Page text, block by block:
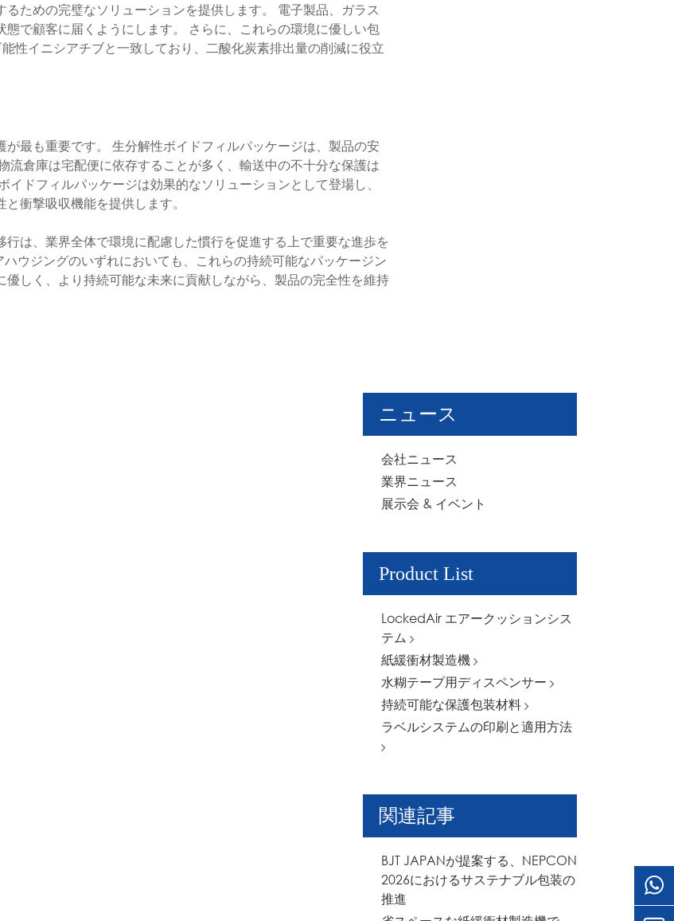
ための完璧なソリューションを提供します。 電子製品、ガラス
で顧客に届くようにします。 さらに、これらの環境に優しい包
性イニシアチブと一致しており、二酸化炭素排出量の削減に役立
最も重要です。 生分解性ボイドフィルパッケージは、製品の安
倉庫は宅配便に依存することが多く、輸送中の不十分な保護は
ドフィルパッケージは効果的なソリューションとして登場し、
衝撃吸収機能を提供します。
は、業界全体で環境に配慮した慣行を促進する上で重要な進歩を
ウジングのいずれにおいても、これらの持続可能なパッケージン
しく、より持続可能な未来に貢献しながら、製品の完全性を維持
ニュース
会社ニュース
業界ニュース
展示会 & イベント
Product List
LockedAir エアークッションシス
テム
紙緩衝材製造機
水糊テープ用ディスペンサー
持続可能な保護包装材料
ラベルシステムの印刷と適用方法
関連記事
BJT JAPANが提案する、NEPCON
2026におけるサステナブル包装の
推進